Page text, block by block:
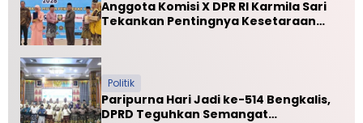
Anggota Komisi X DPR RI Karmila Sari
Tekankan Pentingnya Kesetaraan
Politik
Paripurna Hari Jadi ke-514 Bengkalis,
DPRD Teguhkan Semangat